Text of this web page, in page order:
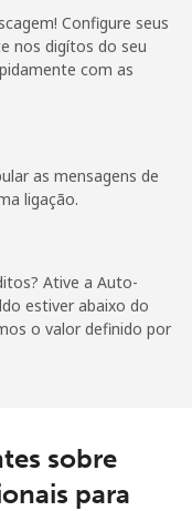
10 min por
⁦$5⁩
-
50 min por
⁦$5⁩
-
11 min por
Configure seus
nos digítos do seu
com as
as mensagens de
ligação.
Ative a Auto-
estiver abaixo do
o valor definido por
sobre
para